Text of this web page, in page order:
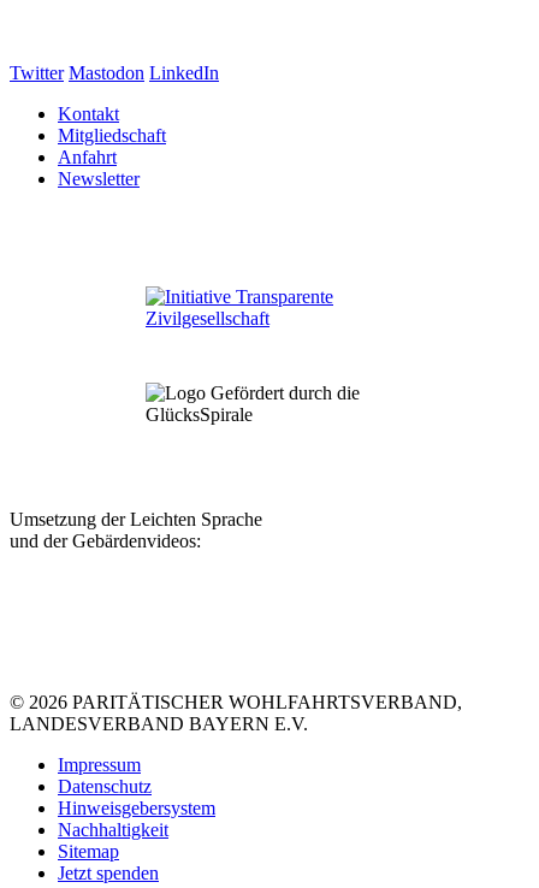
Twitter Mastodon LinkedIn
Kontakt
Mitgliedschaft
Anfahrt
Newsletter
Umsetzung der Leichten Sprache
und der Gebärdenvideos:
© 2026 PARITÄTISCHER WOHLFAHRTSVERBAND,
LANDESVERBAND BAYERN E.V.
Impressum
Datenschutz
Hinweisgebersystem
Nachhaltigkeit
Sitemap
Jetzt spenden